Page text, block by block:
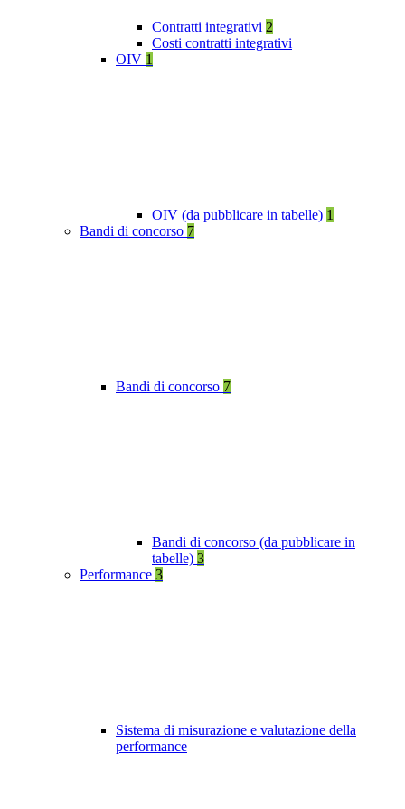
Contratti integrativi 2
Costi contratti integrativi
OIV 1
OIV (da pubblicare in tabelle) 1
Bandi di concorso 7
Bandi di concorso 7
Bandi di concorso (da pubblicare in
tabelle) 3
Performance 3
Sistema di misurazione e valutazione della
performance